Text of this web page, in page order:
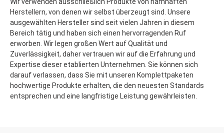
Herstellern, von denen wir selbst überzeugt sind. Unsere
ausgewählten Hersteller sind seit vielen Jahren in diesem
Bereich tätig und haben sich einen hervorragenden Ruf
erworben. Wir legen großen Wert auf Qualität und
Zuverlässigkeit, daher vertrauen wir auf die Erfahrung und
Expertise dieser etablierten Unternehmen. Sie können sich
darauf verlassen, dass Sie mit unseren Komplettpaketen
hochwertige Produkte erhalten, die den neuesten Standards
entsprechen und eine langfristige Leistung gewährleisten.